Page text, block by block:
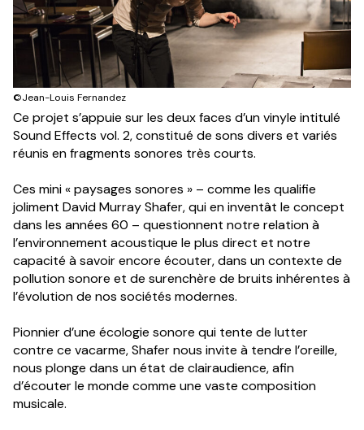
©Jean-Louis Fernandez
Ce projet s’appuie sur les deux faces d’un vinyle intitulé
Sound Effects vol. 2, constitué de sons divers et variés
réunis en fragments sonores très courts.
Ces mini « paysages sonores » – comme les qualifie
joliment David Murray Shafer, qui en inventât le concept
dans les années 60 – questionnent notre relation à
l’environnement acoustique le plus direct et notre
capacité à savoir encore écouter, dans un contexte de
pollution sonore et de surenchère de bruits inhérentes à
l’évolution de nos sociétés modernes.
Pionnier d’une écologie sonore qui tente de lutter
contre ce vacarme, Shafer nous invite à tendre l’oreille,
nous plonge dans un état de clairaudience, afin
d’écouter le monde comme une vaste composition
musicale.